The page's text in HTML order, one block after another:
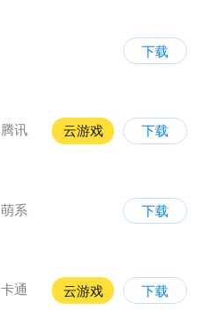
下载
腾讯
云游戏 下载
萌系
下载
卡通
云游戏 下载